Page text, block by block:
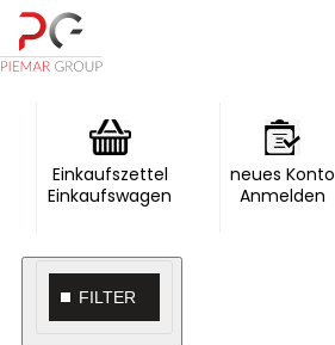
Einkaufszettel
Einkaufswagen
neues Konto
Anmelden
FILTER